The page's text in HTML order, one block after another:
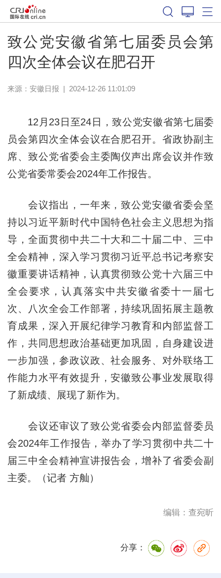
致公党安徽省第七届委员会第
四次全体会议在肥召开
来源： 安徽日报 | 2024-12-26 11:01:09
12月23日至24日，致公党安徽省第七届委
员会第四次全体会议在合肥召开。省政协副主
席、致公党省委会主委陶仪声出席会议并作致
公党省委常委会2024年工作报告。
会议指出，一年来，致公党安徽省委会坚
持以习近平新时代中国特色社会主义思想为指
导，全面贯彻中共二十大和二十届二中、三中
全会精神，深入学习贯彻习近平总书记考察安
徽重要讲话精神，认真贯彻致公党十六届三中
全会要求，认真落实中共安徽省委十一届七
次、八次全会工作部署，持续巩固拓展主题教
育成果，深入开展纪律学习教育和内部监督工
作，共同思想政治基础更加巩固，自身建设进
一步加强，参政议政、社会服务、对外联络工
作能力水平有效提升，安徽致公事业发展取得
了新成绩、展现了新作为。
会议还审议了致公党省委会内部监督委员
会2024年工作报告，举办了学习贯彻中共二十
届三中全会精神宣讲报告会，增补了省委会副
主委。（记者 方舢）
编辑：查宛昕
分享：